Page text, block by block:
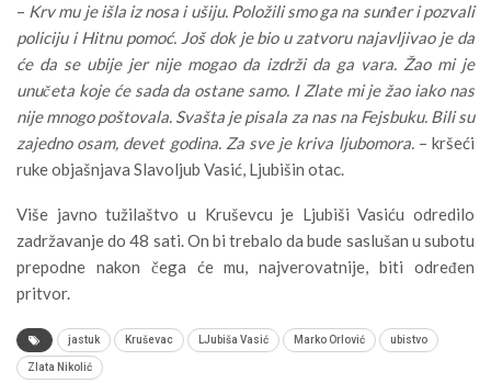
– Krv mu je išla iz nosa i ušiju. Položili smo ga na sunđer i pozvali
policiju i Hitnu pomoć. Još dok je bio u zatvoru najavljivao je da
će da se ubije jer nije mogao da izdrži da ga vara. Žao mi je
unučeta koje će sada da ostane samo. I Zlate mi je žao iako nas
nije mnogo poštovala. Svašta je pisala za nas na Fejsbuku. Bili su
zajedno osam, devet godina. Za sve je kriva ljubomora.– kršeći
ruke objašnjava Slavoljub Vasić, Ljubišin otac.
Više javno tužilaštvo u Kruševcu je Ljubiši Vasiću odredilo
zadržavanje do 48 sati. On bi trebalo da bude saslušan u subotu
prepodne nakon čega će mu, najverovatnije, biti određen
pritvor.
jastuk Kruševac LJubiša Vasić Marko Orlović ubistvo
Zlata Nikolić